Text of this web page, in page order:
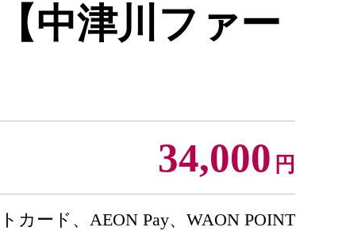
中津川ファー
34,000 円
カード、AEON Pay、WAON POINT